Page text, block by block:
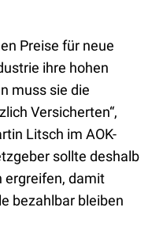
Preise für neue
ihre hohen
muss sie die
Versicherten“,
Litsch im AOK-
sollte deshalb
ergreifen, damit
bezahlbar bleiben